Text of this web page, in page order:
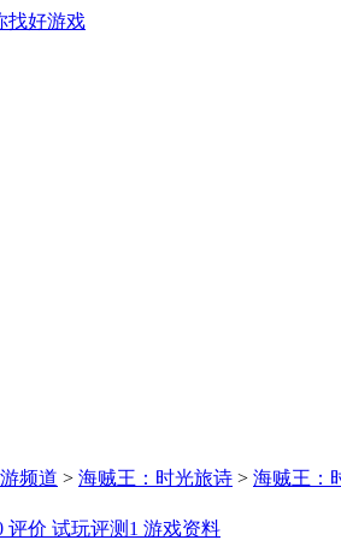
频道 > 海贼王：时光旅诗 > 海贼王：
评价 试玩评测 1 游戏资料